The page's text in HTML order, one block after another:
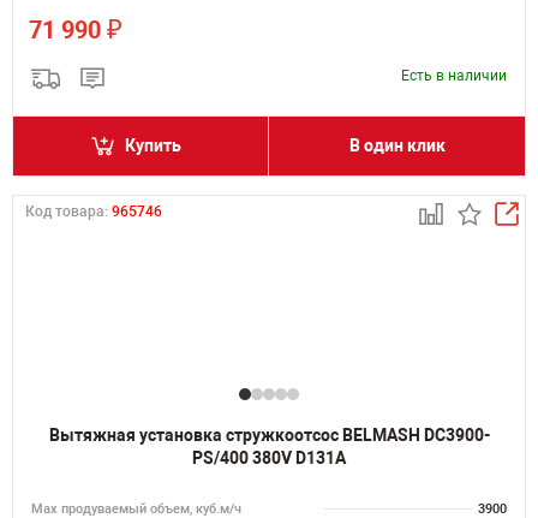
71 990 ₽
Есть в наличии
Купить В один клик
Код товара: 965746
Вытяжная установка стружкоотсос BELMASH DC3900-
PS/400 380V D131A
Мах продуваемый объем, куб.м/ч
3900